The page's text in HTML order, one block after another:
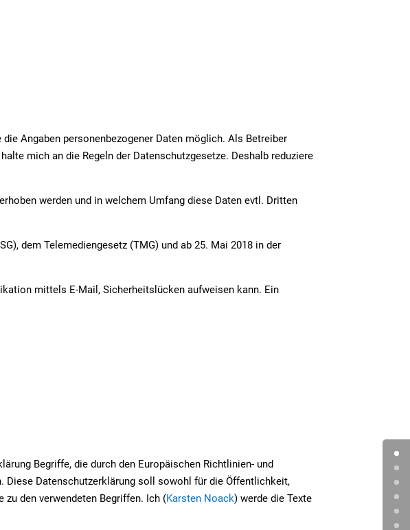
Angaben personenbezogener Daten möglich. Als Betreiber
mich an die Regeln der Datenschutzgesetze. Deshalb reduziere
werden und in welchem Umfang diese Daten evtl. Dritten
dem Telemediengesetz (TMG) und ab 25. Mai 2018 in der
mittels E-Mail, Sicherheitslücken aufweisen kann. Ein
Begriffe, die durch den Europäischen Richtlinien- und
Diese Datenschutzerklärung soll sowohl für die Öffentlichkeit,
den verwendeten Begriffen. Ich (Karsten Noack) werde die Texte